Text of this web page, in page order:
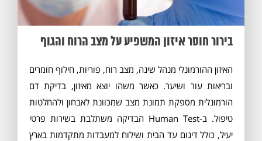
בירור חוסר איזון המשפיע על מצב הרוח והגוף
האיזון ההורמונלי מנהל שינה, מצב רוח, פוריות, חילוף חומרים
ובריאות עור ושיער. כאשר משהו יוצא מאיזון, בדיקת דם
הורמונלית מספקת תמונת מצב שמכוונת לאבחון ולהחלטות
טיפול. ב-Human Test הבדיקה משתלבת בשירות פרטי
יעיל, כולל דיגום עד הבית ושילוח למעבדות מתקדמות בארץ